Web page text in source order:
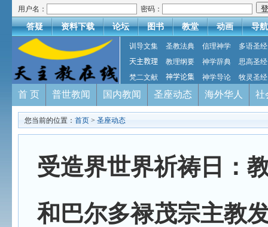
用户名： 密码：
答疑 资料下载 论坛 图书 教堂 动画 导航
训导文集 圣教法典 信理神学
多语圣经
天主教理
教理纲要 神学辞典
思高圣经
梵二文献
神学论集 神学导论 牧灵圣经
首 页 普世教闻 国内教闻 圣座动态 海外华人 社
您当前的位置： 首页 > 圣座动态
受造界世界祈祷日：
和巴尔多禄茂宗主教